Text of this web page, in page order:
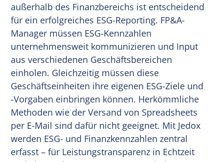
außerhalb des Finanzbereichs ist entscheidend
für ein erfolgreiches ESG-Reporting. FP&A-
Manager müssen ESG-Kennzahlen
unternehmensweit kommunizieren und Input
aus verschiedenen Geschäftsbereichen
einholen. Gleichzeitig müssen diese
Geschäftseinheiten ihre eigenen ESG-Ziele und
-Vorgaben einbringen können. Herkömmliche
Methoden wie der Versand von Spreadsheets
per E-Mail sind dafür nicht geeignet. Mit Jedox
werden ESG- und Finanzkennzahlen zentral
erfasst – für Leistungstransparenz in Echtzeit